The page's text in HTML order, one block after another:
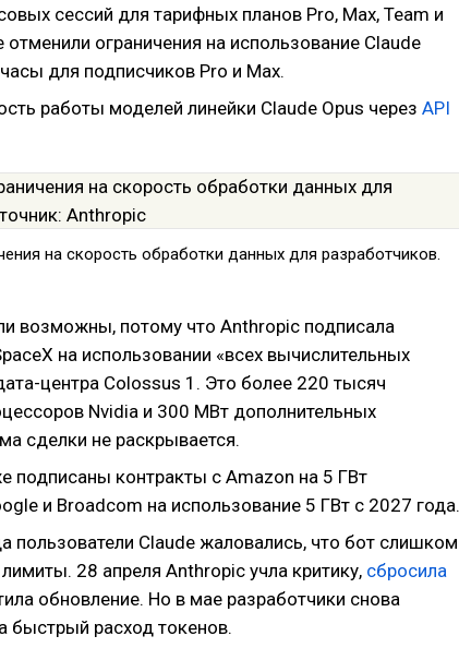
сессий для тарифных планов Pro, Max, Team и
ограничения на использование Claude
для подписчиков Pro и Max.
работы моделей линейки Claude Opus через API
на скорость обработки данных для разработчиков.
возможны, потому что Anthropic подписала
на использовании «всех вычислительных
центра Colossus 1. Это более 220 тысяч
Nvidia и 300 МВт дополнительных
сделки не раскрывается.
подписаны контракты с Amazon на 5 ГВт
и Broadcom на использование 5 ГВт с 2027 года.
пользователи Claude жаловались, что бот слишком
28 апреля Anthropic учла критику, сбросила
обновление. Но в мае разработчики снова
быстрый расход токенов.